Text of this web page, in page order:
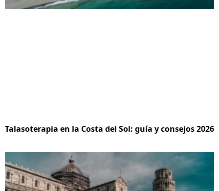
Talasoterapia en la Costa del Sol: guía y consejos 2026